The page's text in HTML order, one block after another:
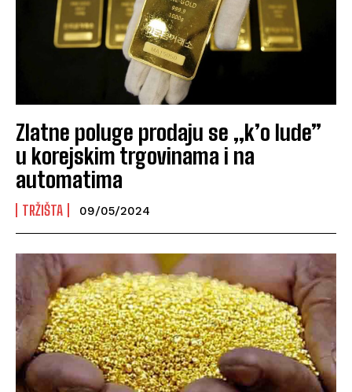
Zlatne poluge prodaju se „k’o lude”
u korejskim trgovinama i na
automatima
TRŽIŠTA 09/05/2024